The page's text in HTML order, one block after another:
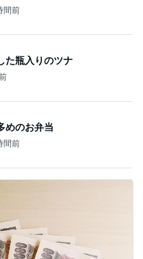
間前
た瓶入りのツナ
めのお弁当
間前